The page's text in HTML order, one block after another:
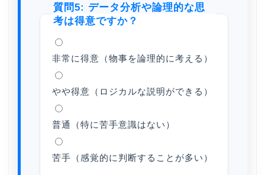
質問5: データ分析や論理的な思
考は得意ですか？
非常に得意（物事を論理的に考える）
やや得意（ロジカルな説明ができる）
普通（特に苦手意識はない）
苦手（感覚的に判断することが多い）